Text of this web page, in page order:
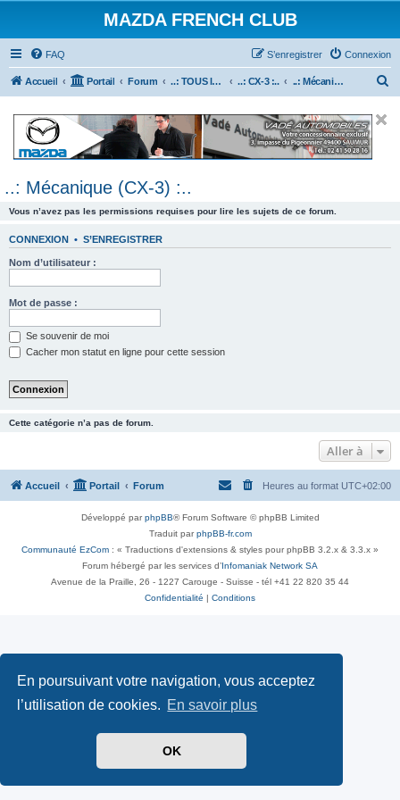
En poursuivant votre navigation, vous acceptez
l’utilisation de cookies. En savoir plus
OK
MAZDA FRENCH CLUB
FAQ Connexion
S’enregistrer
Accueil Portail Forum ..: TOUS les Véhicules MAZDA :.. ..: CX-3 :.. ..: Mécanique (CX-3) :..
e
..: Mécanique (CX-3) :..
Vous n’avez pas les permissions requises pour lire les sujets de ce forum.
CONNEXION • S’ENREGISTRER
Nom d’utilisateur :
Mot de passe :
Se souvenir de moi
Cacher mon statut en ligne pour cette session
Cette catégorie n’a pas de forum.
Aller à
Accueil Portail Forum Heures au format UTC+02:00
Développé parphpBB® Forum Software © phpBB Limited
Traduit parphpBB-fr.com
Communauté EzCom : « Traductions d'extensions & styles pour phpBB 3.2.x & 3.3.x »
Forum hébergé par les services d’ Infomaniak Network SA
Avenue de la Praille, 26 - 1227 Carouge - Suisse - tél +41 22 820 35 44
Confidentialité
Conditions